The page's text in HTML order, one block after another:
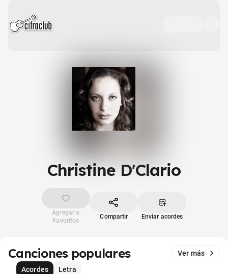
Christine D'Clario
Agregar a
Favoritos
Compartir Enviar acordes
Canciones populares
Ver más
Acordes
Letra